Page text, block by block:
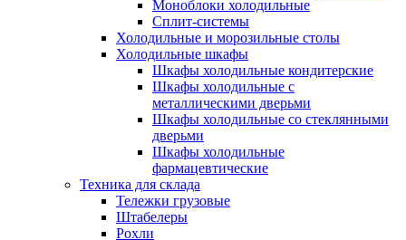
Моноблоки холодильные
Сплит-системы
Холодильные и морозильные столы
Холодильные шкафы
Шкафы холодильные кондитерские
Шкафы холодильные с
металлическими дверьми
Шкафы холодильные со стеклянными
дверьми
Шкафы холодильные
фармацевтические
Техника для склада
Тележки грузовые
Штабелеры
Рохли